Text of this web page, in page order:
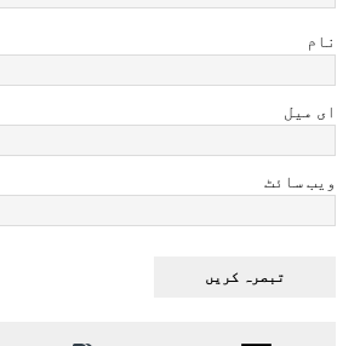
نام
ای میل
ویب سائٹ